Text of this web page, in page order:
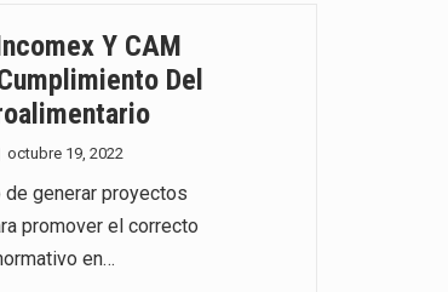
El Departamento de Agricultura de Estados
El derecho a la previsibilidad de los horarios
La industria manufacturera de exportación
Las métricas tradicionales de los parques
Y CAM
Del
octubre 19, 2022
generar proyectos
promover el correcto
en…